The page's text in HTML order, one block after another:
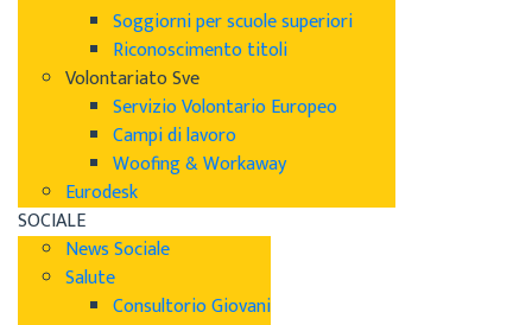
Soggiorni per scuole superiori
Riconoscimento titoli
Volontariato Sve
Servizio Volontario Europeo
Campi di lavoro
Woofing & Workaway
Eurodesk
SOCIALE
News Sociale
Salute
Consultorio Giovani